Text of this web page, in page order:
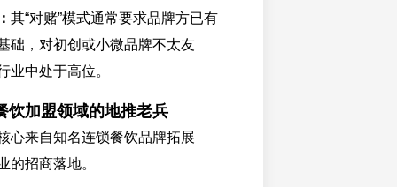
其“对赌”模式通常要求品牌方已有
础，对初创或小微品牌不太友
业中处于高位。
加盟领域的地推老兵
心来自知名连锁餐饮品牌拓展
的招商落地。